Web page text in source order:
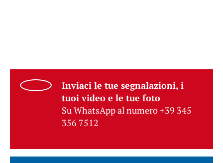
Inviaci le tue segnalazioni, i
tuoi video e le tue foto
Su WhatsApp al numero +39 345
356 7512